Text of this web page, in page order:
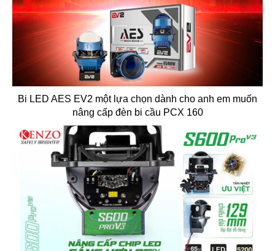
Bi LED AES EV2 một lựa chọn dành cho anh em muốn
nâng cấp đèn bi cầu PCX 160